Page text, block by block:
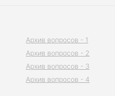
Архив вопросов - 1
Архив вопросов - 2
Архив вопросов - 3
Архив вопросов - 4